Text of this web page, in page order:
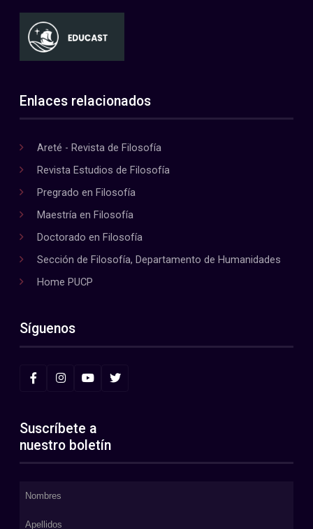
Enlaces relacionados
Areté - Revista de Filosofía
Revista Estudios de Filosofía
Pregrado en Filosofía
Maestría en Filosofía
Doctorado en Filosofía
Sección de Filosofía, Departamento de Humanidades
Home PUCP
Síguenos
Suscríbete a
nuestro boletín